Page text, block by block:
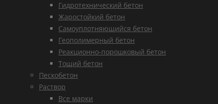
Гидротехнический бетон
Жаростойкий бетон
Самоуплотняющийся бетон
Геополимерный бетон
Реакционно-порошковый бетон
Тощий бетон
Пескобетон
Раствор
Все марки